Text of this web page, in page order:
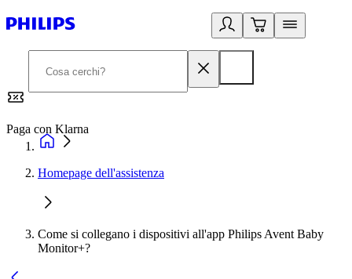
Paga con Klarna
Homepage dell'assistenza
Come si collegano i dispositivi all'app Philips Avent Baby
Monitor+?